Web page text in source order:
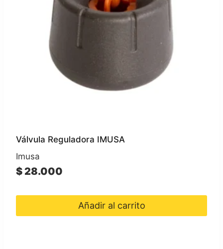
Válvula Reguladora IMUSA
Imusa
$28.000
Añadir al carrito